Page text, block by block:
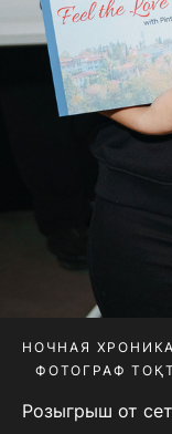
НОЧНАЯ ХРОНИКА
ФОТОГРАФ
Розыгрыш от